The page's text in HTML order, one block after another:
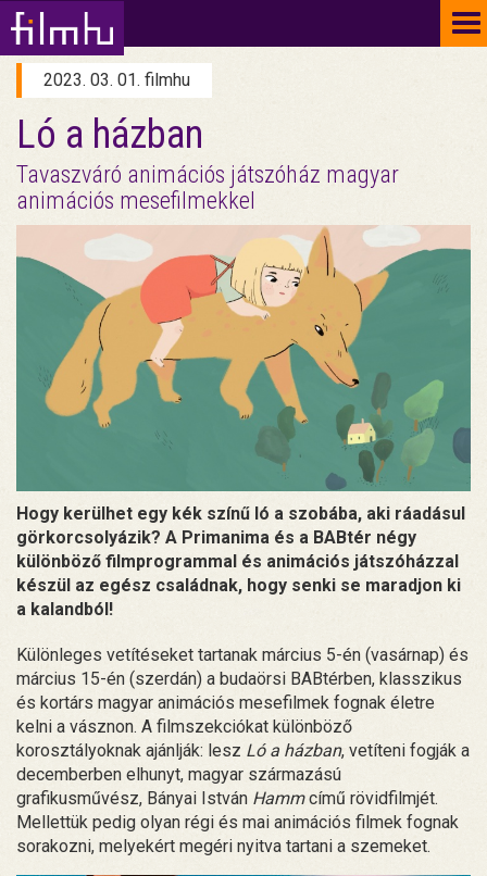
2023. 03. 01. filmhu
Ló a házban
Tavaszváró animációs játszóház magyar
animációs mesefilmekkel
Hogy kerülhet egy kék színű ló a szobába, aki ráadásul
görkorcsolyázik? A Primanima és a BABtér négy
különböző filmprogrammal és animációs játszóházzal
készül az egész családnak, hogy senki se maradjon ki
a kalandból!
Különleges vetítéseket tartanak március 5-én (vasárnap) és
március 15-én (szerdán) a budaörsi BABtérben, klasszikus
és kortárs magyar animációs mesefilmek fognak életre
kelni a vásznon. A filmszekciókat különböző
korosztályoknak ajánlják: lesz Ló a házban, vetíteni fogják a
decemberben elhunyt, magyar származású
grafikusművész, Bányai István Hammcímű rövidfilmjét.
Mellettük pedig olyan régi és mai animációs filmek fognak
sorakozni, melyekért megéri nyitva tartani a szemeket.